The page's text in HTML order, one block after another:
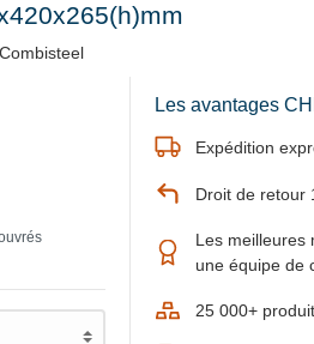
Les avantages
Expédition
Droit de retour
Les meilleures
une équipe de
25 000+